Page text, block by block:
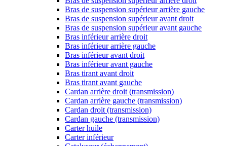
Bras de suspension supérieur arrière gauche
Bras de suspension supérieur avant droit
Bras de suspension supérieur avant gauche
Bras inférieur arrière droit
Bras inférieur arrière gauche
Bras inférieur avant droit
Bras inférieur avant gauche
Bras tirant avant droit
Bras tirant avant gauche
Cardan arrière droit (transmission)
Cardan arrière gauche (transmission)
Cardan droit (transmission)
Cardan gauche (transmission)
Carter huile
Carter inférieur